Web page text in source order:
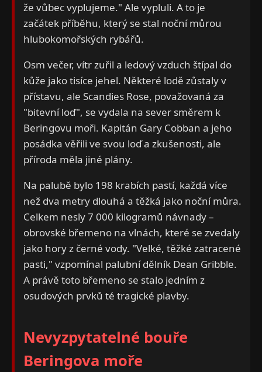
že vůbec vyplujeme." Ale vypluli. A to je
začátek příběhu, který se stal noční můrou
hlubokomořských rybářů.
Osm večer, vítr zuřil a ledový vzduch štípal do
kůže jako tisíce jehel. Některé lodě zůstaly v
přístavu, ale Scandies Rose, považovaná za
"bitevní loď", se vydala na sever směrem k
Beringovu moři. Kapitán Gary Cobban a jeho
posádka věřili ve svou loď a zkušenosti, ale
příroda měla jiné plány.
Na palubě bylo 198 krabích pastí, každá více
než dva metry dlouhá a těžká jako noční můra.
Celkem nesly 7 000 kilogramů návnady –
obrovské břemeno na vlnách, které se zvedaly
jako hory z černé vody. "Velké, těžké zatracené
pasti," vzpomínal palubní dělník Dean Gribble.
A právě toto břemeno se stalo jedním z
osudových prvků té tragické plavby.
Nevyzpytatelné bouře
Beringova moře